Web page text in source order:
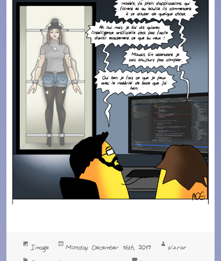
Format
Image
Posted
Monday December 16th, 2019 Author
sizrar